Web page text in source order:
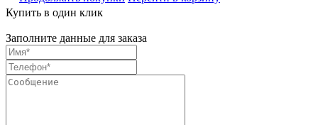
Купить в один клик
Заполните данные для заказа